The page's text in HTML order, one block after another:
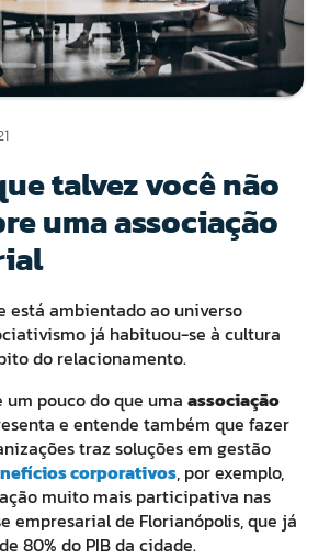
talvez você não
uma associação
está ambientado ao universo
já habituou-se à cultura
do relacionamento.
pouco do que uma associação
e entende também que fazer
traz soluções em gestão
corporativos, por exemplo,
muito mais participativa nas
empresarial de Florianópolis, que já
80% do PIB da cidade.